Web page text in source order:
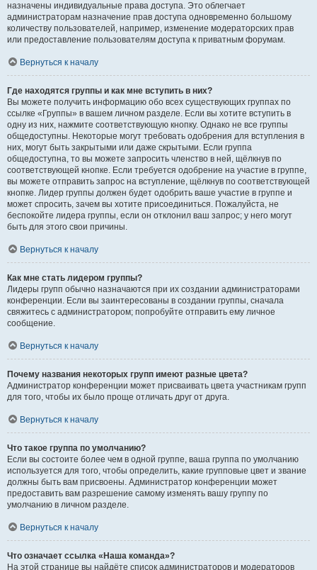
назначены индивидуальные права доступа. Это облегчает
администраторам назначение прав доступа одновременно большому
количеству пользователей, например, изменение модераторских прав
или предоставление пользователям доступа к приватным форумам.
Вернуться к началу
Где находятся группы и как мне вступить в них?
Вы можете получить информацию обо всех существующих группах по
ссылке «Группы» в вашем личном разделе. Если вы хотите вступить в
одну из них, нажмите соответствующую кнопку. Однако не все группы
общедоступны. Некоторые могут требовать одобрения для вступления в
них, могут быть закрытыми или даже скрытыми. Если группа
общедоступна, то вы можете запросить членство в ней, щёлкнув по
соответствующей кнопке. Если требуется одобрение на участие в группе,
вы можете отправить запрос на вступление, щёлкнув по соответствующей
кнопке. Лидер группы должен будет одобрить ваше участие в группе и
может спросить, зачем вы хотите присоединиться. Пожалуйста, не
беспокойте лидера группы, если он отклонил ваш запрос; у него могут
быть для этого свои причины.
Вернуться к началу
Как мне стать лидером группы?
Лидеры групп обычно назначаются при их создании администраторами
конференции. Если вы заинтересованы в создании группы, сначала
свяжитесь с администратором; попробуйте отправить ему личное
сообщение.
Вернуться к началу
Почему названия некоторых групп имеют разные цвета?
Администратор конференции может присваивать цвета участникам групп
для того, чтобы их было проще отличать друг от друга.
Вернуться к началу
Что такое группа по умолчанию?
Если вы состоите более чем в одной группе, ваша группа по умолчанию
используется для того, чтобы определить, какие групповые цвет и звание
должны быть вам присвоены. Администратор конференции может
предоставить вам разрешение самому изменять вашу группу по
умолчанию в личном разделе.
Вернуться к началу
Что означает ссылка «Наша команда»?
На этой странице вы найдёте список администраторов и модераторов